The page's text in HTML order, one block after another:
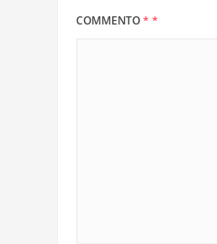
COMMENTO* *